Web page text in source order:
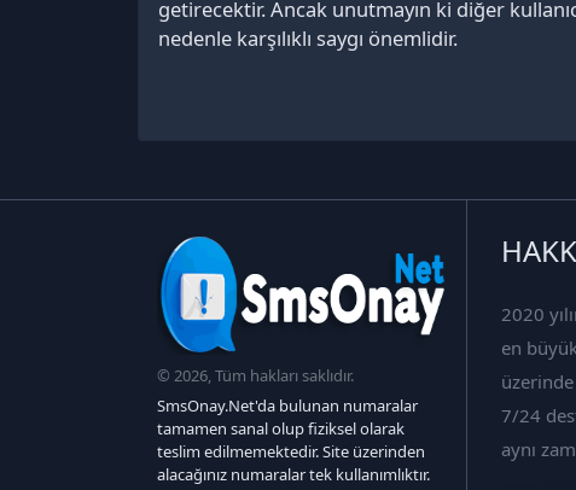
getirecektir. Ancak unutmayın ki diğer
nedenle karşılıklı saygı önemlidir.
© 2026, Tüm hakları saklıdır.
SmsOnay.Net'da bulunan numaralar
tamamen sanal olup fiziksel olarak
teslim edilmemektedir. Site üzerinden
alacağınız numaralar tek kullanımlıktır.
2020
en
7/24
aynı